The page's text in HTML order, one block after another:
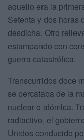
aquello era la
Setenta y dos horas
desdicha. Otro
estampando con
guerra catastrófica.
Transcurridos doce
se percataba de la
nuclear o atómica.
radiactivo, el
Unidos conducido